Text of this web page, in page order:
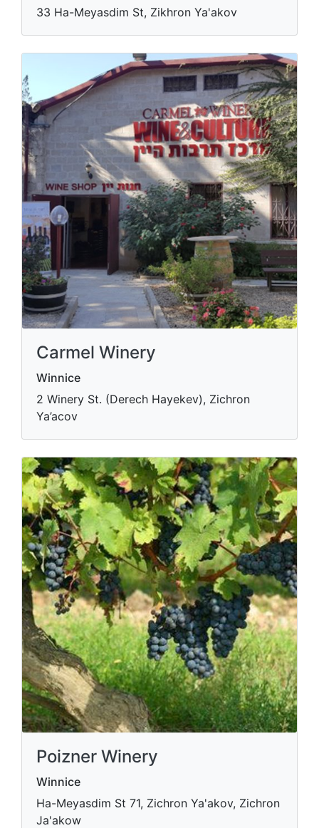
33 Ha-Meyasdim St, Zikhron Ya'akov
Carmel Winery
Winnice
2 Winery St. (Derech Hayekev), Zichron
Ya’acov
Poizner Winery
Winnice
Ha-Meyasdim St 71, Zichron Ya'akov, Zichron
Ja'akow